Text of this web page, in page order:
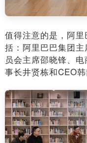
值得注意的是，阿
括：阿里巴巴集团
员会主席邵晓锋、
事长井贤栋和CEO韩